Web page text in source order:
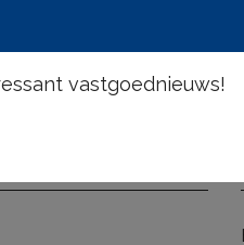
vastgoednieuws!